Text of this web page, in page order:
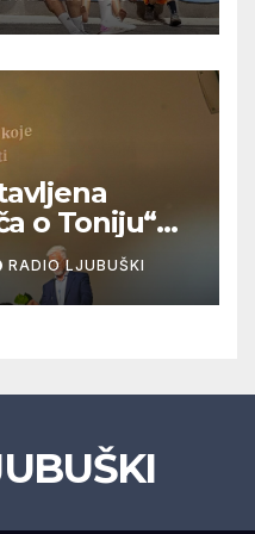
u
završili
o Toniju“
RADIO LJUBUŠKI